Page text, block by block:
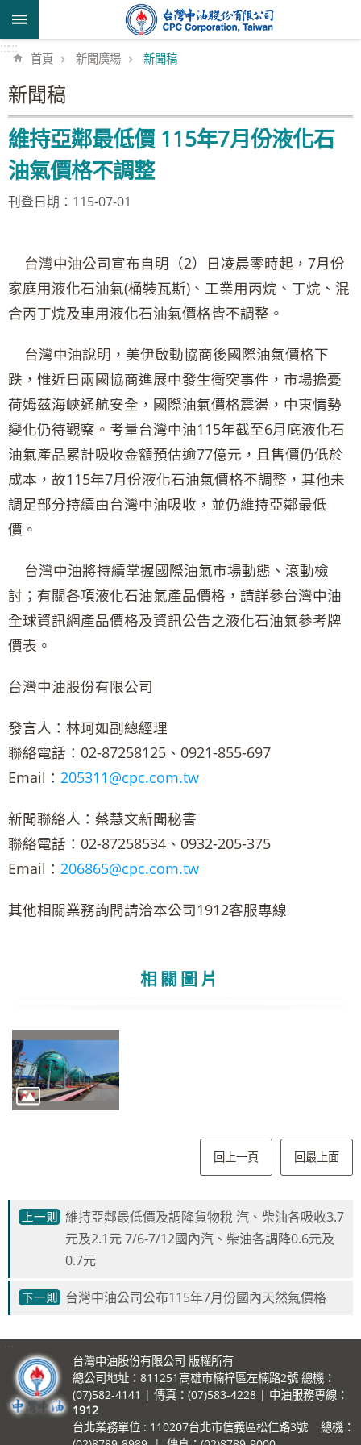
跳到主要內容區塊
::::::
首頁 新聞廣場 新聞稿
新聞稿
維持亞鄰最低價 115年7月份液化石
油氣價格不調整
刊登日期：115-07-01
台灣中油公司宣布自明（2）日凌晨零時起，7月份
家庭用液化石油氣(桶裝瓦斯)、工業用丙烷、丁烷、混
合丙丁烷及車用液化石油氣價格皆不調整。
台灣中油說明，美伊啟動協商後國際油氣價格下
跌，惟近日兩國協商進展中發生衝突事件，市場擔憂
荷姆茲海峽通航安全，國際油氣價格震盪，中東情勢
變化仍待觀察。考量台灣中油115年截至6月底液化石
油氣產品累計吸收金額預估逾77億元，且售價仍低於
成本，故115年7月份液化石油氣價格不調整，其他未
調足部分持續由台灣中油吸收，並仍維持亞鄰最低
價。
台灣中油將持續掌握國際油氣市場動態、滾動檢
討；有關各項液化石油氣產品價格，請詳參台灣中油
全球資訊網產品價格及資訊公告之液化石油氣參考牌
價表。
台灣中油股份有限公司
發言人：林珂如副總經理
聯絡電話：02-87258125、0921-855-697
Email： 205311@cpc.com.tw
新聞聯絡人：蔡慧文新聞秘書
聯絡電話：02-87258534、0932-205-375
Email： 206865@cpc.com.tw
其他相關業務詢問請洽本公司1912客服專線
相關圖片
回上一頁 回最上面
維持亞鄰最低價及調降貨物稅 汽、柴油各吸收3.7
元及2.1元 7/6-7/12國內汽、柴油各調降0.6元及
0.7元
台灣中油公司公布115年7月份國內天然氣價格
台灣中油股份有限公司 版權所有
總公司地址：811251高雄市楠梓區左楠路2號 總機：
(07)582-4141 | 傳真：(07)583-4228 | 中油服務專線：
1912
台北業務單位 : 110207台北市信義區松仁路3號 總機：